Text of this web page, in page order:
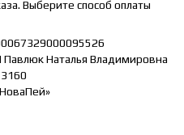
Выберите способ оплаты
Наталья Владимировна